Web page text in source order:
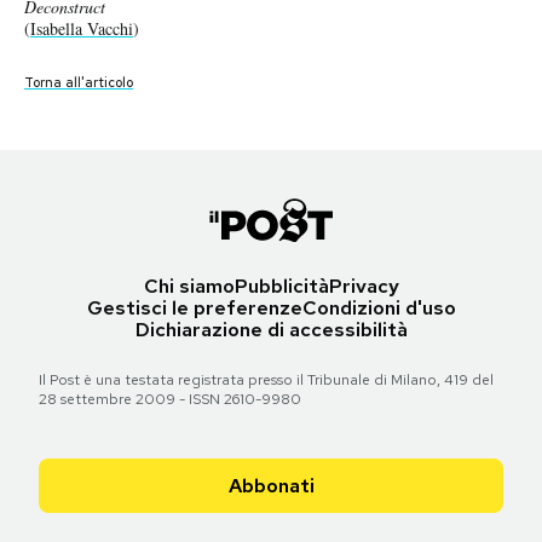
Notifiche mobile
Hai bisogno di aiuto?
French Country –
(Isabella Vacchi)
Torna all'articolo
Deconstruct
(Isabella Vacchi)
Torna all'articolo
Monochrome
(Isabella Vacchi)
Torna all'articolo
Old Glory –
(Isabella Vacchi)
Torna all'articolo
Florida Citrus –
(Isabella Vacchi)
Torna all'articolo
Deconstruct
(Isabella Vacchi)
Torna all'articolo
Monochrome
(Isabella Vacchi)
Torna all'articolo
Breakfast in bed –
(Isabella Vacchi)
Torna all'articolo
Chi siamoPubblicitàPrivacy
Gestisci le preferenzeCondizioni d'uso
Dichiarazione di accessibilità
Il Post è una testata registrata presso il Tribunale di Milano, 419 del
28 settembre 2009 - ISSN 2610-9980
Abbonati